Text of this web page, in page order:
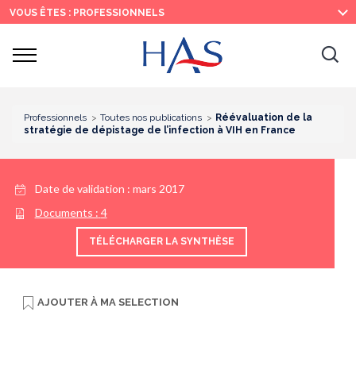
Recherche
Menu
principal
Contenu
principal
VOUS ÊTES : PROFESSIONNELS
Ouvrir
Professionnels Toutes nos publications
Réévaluation de la
stratégie de dépistage de l’infection à VIH en France
Date de validation : mars 2017
Documents : 4
TÉLÉCHARGER LA SYNTHÈSE
AJOUTER À MA SELECTION